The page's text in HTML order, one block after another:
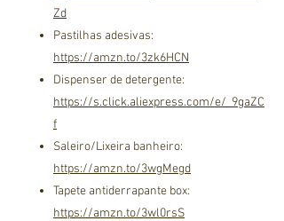
Zd
Pastilhas adesivas:
https://amzn.to/3zk6HCN
Dispenser de detergente:
https://s.click.aliexpress.com/e/_9gaZC
f
Saleiro/Lixeira banheiro:
https://amzn.to/3wgMegd
Tapete antiderrapante box:
https://amzn.to/3wl0rsS